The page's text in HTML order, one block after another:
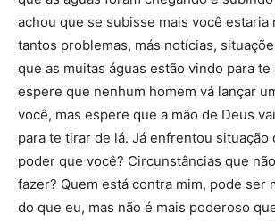
achou que se subisse mais você estaria
tantos problemas, más notícias,
que as muitas águas estão vindo para te
espere que nenhum homem vá lançar
você, mas espere que a mão de Deus
para te tirar de lá. Já enfrentou situação
poder que você? Circunstâncias que
fazer? Quem está contra mim, pode ser
do que eu, mas não é mais poderoso